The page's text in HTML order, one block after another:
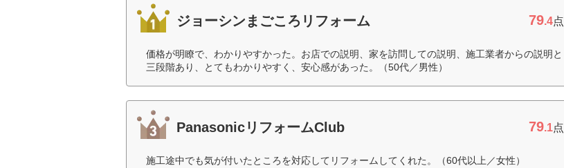
ジョーシンまごころリフォーム 79.4点
価格が明瞭で、わかりやすかった。お店での説明、家を訪問しての説明、施工業者からの説明と
三段階あり、とてもわかりやすく、安心感があった。（50代／男性）
PanasonicリフォームClub 79.1点
施工途中でも気が付いたところを対応してリフォームしてくれた。（60代以上／女性）